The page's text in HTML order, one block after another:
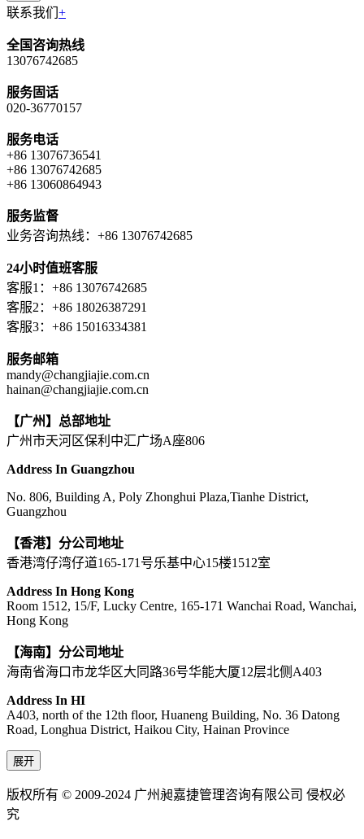
联系我们 +
全国咨询热线
13076742685
服务固话
020-36770157
服务电话
+86 13076736541
+86 13076742685
+86 13060864943
服务监督
业务咨询热线：+86 13076742685
24小时值班客服
客服1：+86 13076742685
客服2：+86 18026387291
客服3：+86 15016334381
服务邮箱
mandy@changjiajie.com.cn
hainan@changjiajie.com.cn
【广州】总部地址
广州市天河区保利中汇广场A座806
Address In Guangzhou
No. 806, Building A, Poly Zhonghui Plaza,Tianhe District,
Guangzhou
【香港】分公司地址
香港湾仔湾仔道165-171号乐基中心15楼1512室
Address In Hong Kong
Room 1512, 15/F, Lucky Centre, 165-171 Wanchai Road, Wanchai,
Hong Kong
【海南】分公司地址
海南省海口市龙华区大同路36号华能大厦12层北侧A403
Address In HI
A403, north of the 12th floor, Huaneng Building, No. 36 Datong
Road, Longhua District, Haikou City, Hainan Province
展开
版权所有 © 2009-2024 广州昶嘉捷管理咨询有限公司 侵权必
究